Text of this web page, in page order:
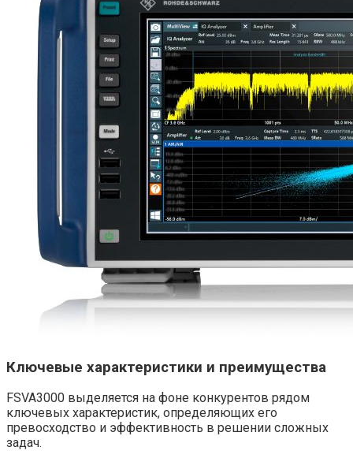
Ключевые характеристики и преимущества
FSVA3000 выделяется на фоне конкурентов рядом
ключевых характеристик, определяющих его
превосходство и эффективность в решении сложных
задач.